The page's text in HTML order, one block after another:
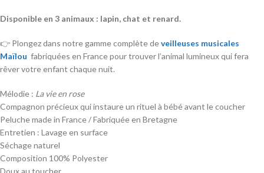
Disponible en 3 animaux : lapin, chat et renard.
👉 Plongez dans notre gamme complète deveilleuses musicales
Maïlou fabriquées en France pour trouver l’animal lumineux qui fera
rêver votre enfant chaque nuit.
Mélodie : La vie en rose
Compagnon précieux qui instaure un rituel à bébé avant le coucher
Peluche made in France / Fabriquée en Bretagne
Entretien : Lavage en surface
Séchage naturel
Composition 100% Polyester
Doux au toucher